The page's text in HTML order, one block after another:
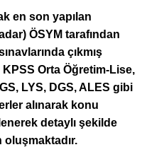
en son yapılan
ÖSYM tarafından
çıkmış
Orta Öğretim-Lise,
LYS, DGS, ALES gibi
alınarak konu
detaylı şekilde